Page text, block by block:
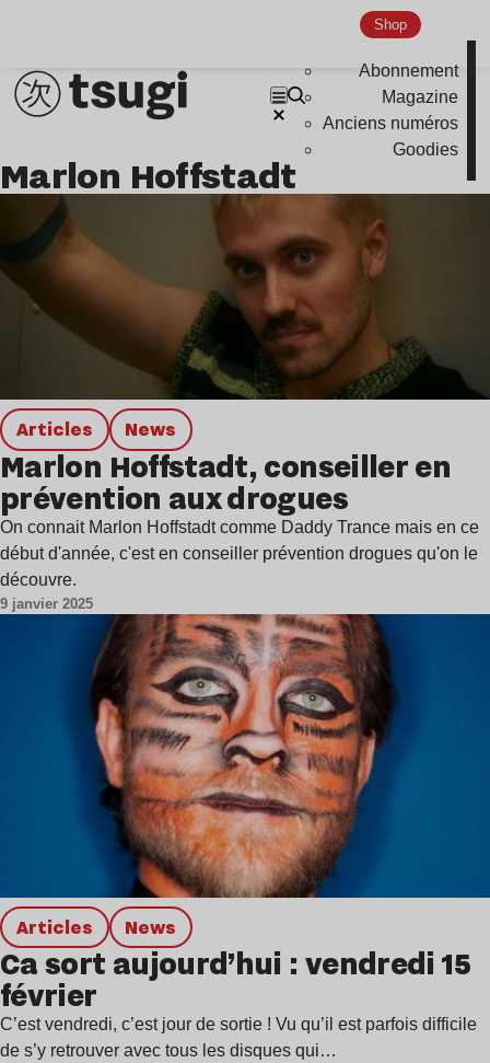
Shop
Abonnement
Magazine
Anciens numéros
Goodies
Marlon Hoffstadt
Articles news
Marlon Hoffstadt, conseiller en
prévention aux drogues
On connait Marlon Hoffstadt comme Daddy Trance mais en ce
début d'année, c'est en conseiller prévention drogues qu'on le
découvre.
9 janvier 2025
Articles news
Ca sort aujourd’hui : vendredi 15
février
C’est vendredi, c’est jour de sortie ! Vu qu’il est parfois difficile
de s’y retrouver avec tous les disques qui…